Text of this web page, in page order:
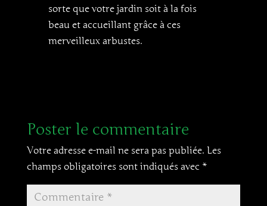
sorte que votre jardin soit à la fois
beau et accueillant grâce à ces
merveilleux arbustes.
Poster le commentaire
Votre adresse e-mail ne sera pas publiée. Les
champs obligatoires sont indiqués avec *